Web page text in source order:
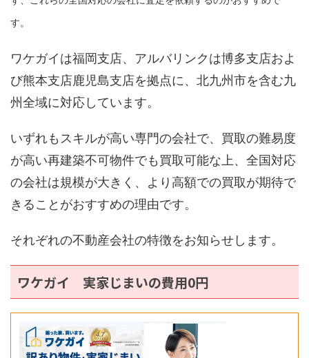
す。
ワケガイは福岡支店、アルバリンクは博多支店およ
び熊本支店鹿児島支店を拠点に、北九州市を含む九
州全域に対応しています。
いずれもスキルが高い専門の会社で、買取の難易度
が高い再建築不可物件でも買取可能な上、全国対応
の会社は規模が大きく、より高額での買取が期待で
きることがおすすめの理由です。
それぞれの不動産会社の特徴をお知らせします。
ワケガイ 実家じまいの費用0円